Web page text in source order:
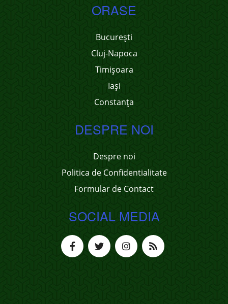
ORASE
București
Cluj-Napoca
Timișoara
Iași
Constanța
DESPRE NOI
Despre noi
Politica de Confidentialitate
Formular de Contact
SOCIAL MEDIA